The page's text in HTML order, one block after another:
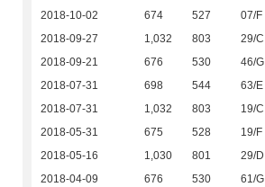
2018-10-02
674 527 07/F
2018-09-27
1,032 803 29/C
2018-09-21
676 530 46/G
2018-07-31
698 544 63/E
2018-07-31
1,032 803 19/C
2018-05-31
675 528 19/F
2018-05-16
1,030 801 29/D
2018-04-09
676 530 61/G